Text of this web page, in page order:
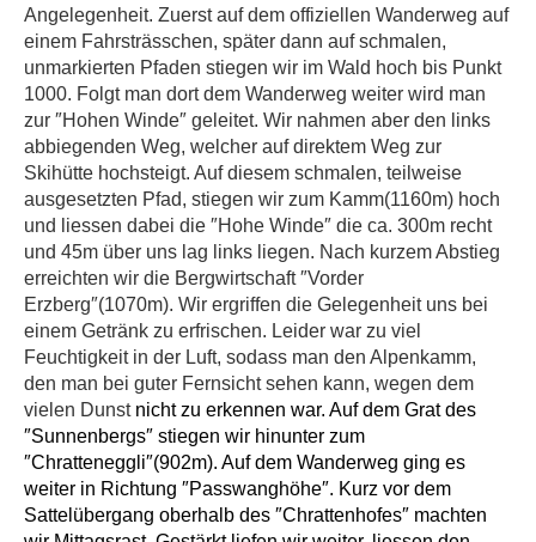
Angelegenheit. Zuerst auf dem offiziellen Wanderweg auf
einem Fahrsträsschen, später dann auf schmalen,
unmarkierten Pfaden stiegen wir im Wald hoch bis Punkt
1000. Folgt man dort dem Wanderweg weiter wird man
zur ″Hohen Winde″ geleitet. Wir nahmen aber den links
abbiegenden Weg, welcher auf direktem Weg zur
Skihütte hochsteigt. Auf diesem schmalen, teilweise
ausgesetzten Pfad, stiegen wir zum Kamm(1160m) hoch
und liessen dabei die ″Hohe Winde″ die ca. 300m recht
und 45m über uns lag links liegen. Nach kurzem Abstieg
erreichten wir die Bergwirtschaft″Vorder
Erzberg″(1070m). Wir ergriffen die Gelegenheit uns bei
einem Getränk zu erfrischen. Leider war zu viel
Feuchtigkeit in der Luft, sodass man den Alpenkamm,
den man bei guter Fernsicht sehen kann, wegen dem
vielen Dunst nicht zu erkennen war. Auf dem Grat des
″Sunnenbergs″ stiegen wir hinunter zum
″Chratteneggli″(902m). Auf dem Wanderweg ging es
weiter in Richtung ″Passwanghöhe″. Kurz vor dem
Sattelübergang oberhalb des ″Chrattenhofes″ machten